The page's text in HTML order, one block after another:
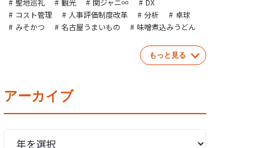
聖地巡礼
観光 関ジャニ∞
DX
コスト管理
人事評価制度改革 分析
卓球
みそかつ
名古屋うまいもの 味噌煮込みうどん
もっと見る
アーカイブ